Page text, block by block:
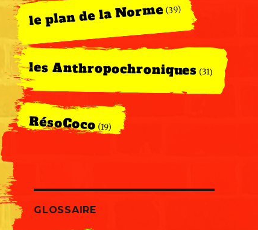
le plan de la Norme (39)
les Anthropochroniques (31)
RésoCoco (19)
GLOSSAIRE